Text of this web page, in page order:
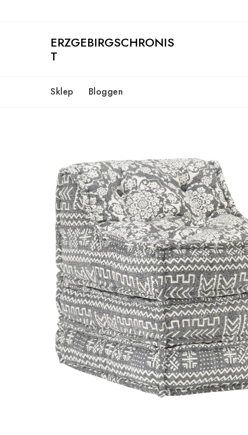
ERZGEBIRGSCHRONIS
T
Sklep Bloggen